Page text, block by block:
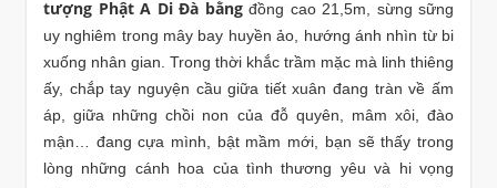
tượng Phật A Di Đà bằngđồng cao 21,5m, sừng sững
uy nghiêm trong mây bay huyền ảo, hướng ánh nhìn từ bi
xuống nhân gian. Trong thời khắc trầm mặc mà linh thiêng
ấy, chắp tay nguyện cầu giữa tiết xuân đang tràn về ấm
áp, giữa những chồi non của đỗ quyên, mâm xôi, đào
mận… đang cựa mình, bật mầm mới, bạn sẽ thấy trong
lòng những cánh hoa của tình thương yêu và hi vọng